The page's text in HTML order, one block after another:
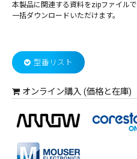
本製品に関連する資料をzipファイルで
一括ダウンロードいただけます。
型番リスト
オンライン購入 (価格と在庫)